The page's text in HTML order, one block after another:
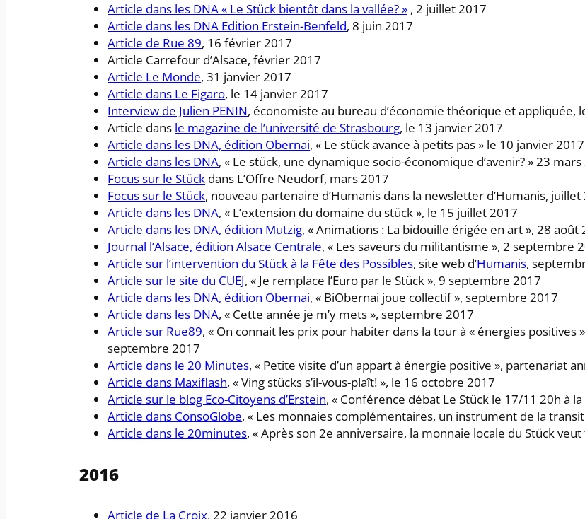
Article dans les DNA « Le Stück bientôt dans la vallée? » , 2 juillet 2017
Article dans les DNA Edition Erstein-Benfeld, 8 juin 2017
Article de Rue 89, 16 février 2017
Article Carrefour d’Alsace, février 2017
Article Le Monde, 31 janvier 2017
Article dans Le Figaro, le 14 janvier 2017
Interview de Julien PENIN, économiste au bureau d’économie théorique et appliquée,
Article dans le magazine de l’université de Strasbourg, le 13 janvier 2017
Article dans les DNA, édition Obernai, « Le stück avance à petits pas » le 10 janvier 2017
Article dans les DNA, « Le stück, une dynamique socio-économique d’avenir? » 23
Focus sur le Stück dans L’Offre Neudorf, mars 2017
Focus sur le Stück, nouveau partenaire d’Humanis dans la newsletter d’Humanis, juillet
Article dans les DNA, « L’extension du domaine du stück », le 15 juillet 2017
Article dans les DNA, édition Mutzig, « Animations : La bidouille érigée en art », 28 août
Journal l’Alsace, édition Alsace Centrale, « Les saveurs du militantisme », 2 septembre
Article sur l’intervention du Stück à la Fête des Possibles, site web d’Humanis,
Article sur le site du CUEJ, « Je remplace l’Euro par le Stück », 9 septembre 2017
Article dans les DNA, édition Obernai, « BiObernai joue collectif », septembre 2017
Article dans les DNA, « Cette année je m’y mets », septembre 2017
Article sur Rue89, « On connait les prix pour habiter dans la tour à « énergies positives
septembre 2017
Article dans le 20 Minutes, « Petite visite d’un appart à énergie positive », partenariat
Article dans Maxiflash, « Ving stücks s’il-vous-plaît! », le 16 octobre 2017
Article sur le blog Eco-Citoyens d’Erstein, « Conférence débat Le Stück le 17/11 20h à
Article dans ConsoGlobe, « Les monnaies complémentaires, un instrument de la
Article dans le 20minutes, « Après son 2e anniversaire, la monnaie locale du Stück
2016
Article de La Croix, 22 janvier 2016